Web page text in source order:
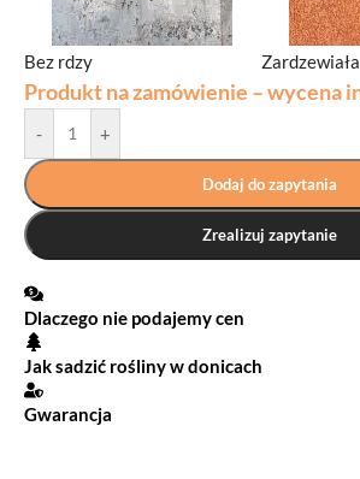
Bez rdzy Zardzewiała
Produkt na zamówienie – wycena
- +
Dodaj do zapytania
Zrealizuj zapytanie
Dlaczego nie podajemy cen
Jak sadzić rośliny w donicach
Gwarancja